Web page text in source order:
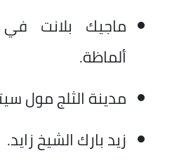
ماجيك بلانت
ألماظة.
مدينة الثلج مول
زيد بارك الشيخ زايد.